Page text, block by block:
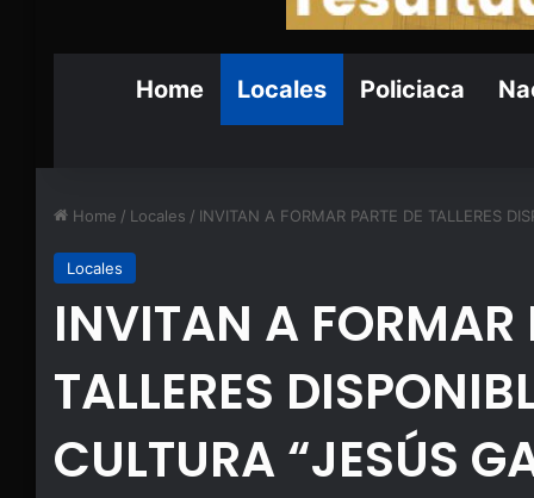
Home Locales Policiaca
Home / Locales / INVITAN A FORMAR PARTE DE TALLERES
Locales
INVITAN A FORMAR
TALLERES
CULTURA “JESÚS